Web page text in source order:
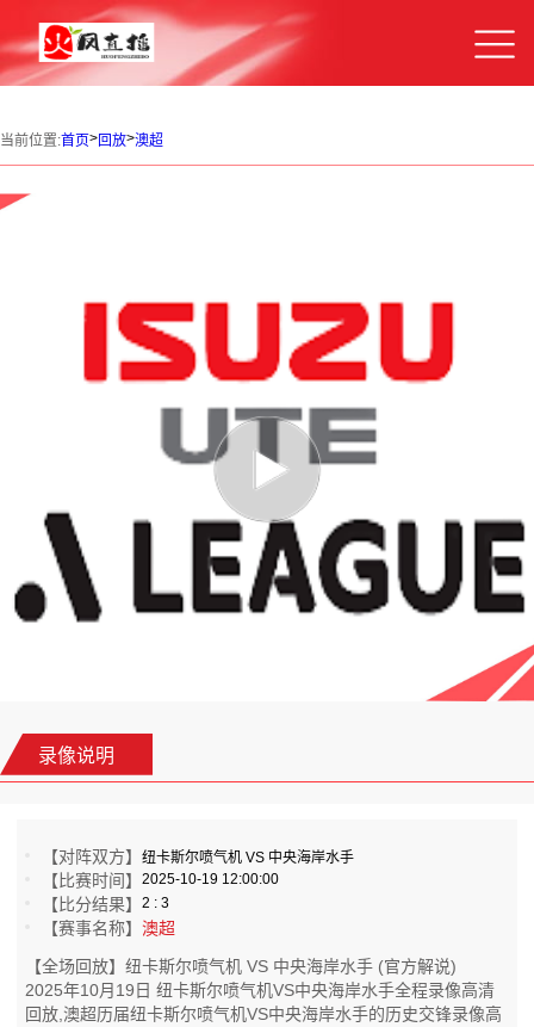
当前位置:首页>回放>澳超
录像说明
【对阵双方】纽卡斯尔喷气机 VS 中央海岸水手
【比赛时间】2025-10-19 12:00:00
【比分结果】2 : 3
【赛事名称】澳超
【全场回放】纽卡斯尔喷气机 VS 中央海岸水手 (官方解说)
2025年10月19日 纽卡斯尔喷气机VS中央海岸水手全程录像高清
回放,澳超历届纽卡斯尔喷气机VS中央海岸水手的历史交锋录像高